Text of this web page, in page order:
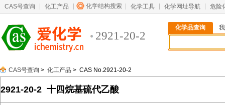
CAS号查询 化工产品 化学结构搜索 化学工具 化学网址导航 危险
2921-20-2
化学品查询
CAS号查询 > 化工产品 > CAS No.2921-20-2
2921-20-2 十四烷基硫代乙酸